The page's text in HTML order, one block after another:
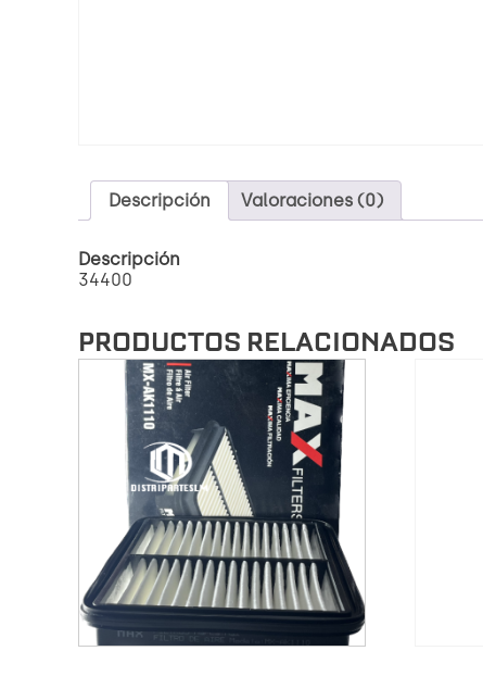
Descripción Valoraciones (0)
Descripción
34400
PRODUCTOS RELACIONADOS